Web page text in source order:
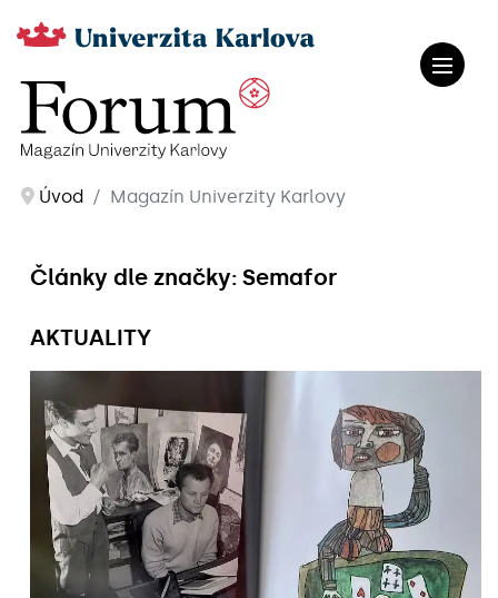
Úvod Magazín Univerzity Karlovy
Články dle značky: Semafor
AKTUALITY